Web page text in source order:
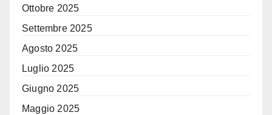
Ottobre 2025
Settembre 2025
Agosto 2025
Luglio 2025
Giugno 2025
Maggio 2025